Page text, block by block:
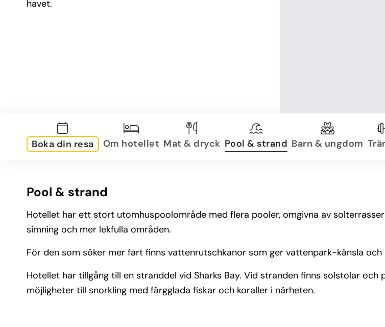
havet.
Boka din resa Om hotellet Mat & dryck Pool & strand Barn & ungdom
Pool & strand
Hotellet har ett stort utomhuspoolområde med flera pooler, omgivna av
simning och mer lekfulla områden.
För den som söker mer fart finns vattenrutschkanor som ger vattenpark-känsla
Hotellet har tillgång till en stranddel vid Sharks Bay. Vid stranden finns solstolar
möjligheter till snorkling med färgglada fiskar och koraller i närheten.